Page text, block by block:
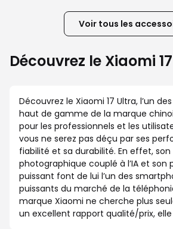
Voir tous les
Découvrez le Xiaomi
Découvrez le Xiaomi 17 Ultra, l’un
haut de gamme de la marque
pour les professionnels et les
vous ne serez pas déçu par ses
fiabilité et sa durabilité. En effet,
photographique couplé à l’IA et son
puissant font de lui l’un des
puissants du marché de la
marque Xiaomi ne cherche plus
un excellent rapport qualité/prix, elle